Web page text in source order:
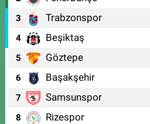
3 Trabzonspor
4 Beşiktaş
5 Göztepe
6 Başakşehir
7 Samsunspor
8 Rizespor